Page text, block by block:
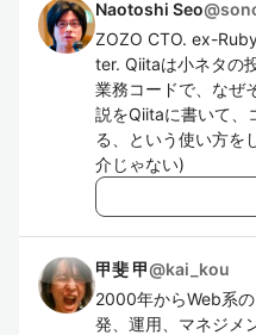
Naotoshi Seo@
ZOZO CTO. ex-
ter. Qiitaは小ネタの
業務コードで、なぜ
説をQiitaに書いて、
る、という使い方を
介じゃない)
甲斐 甲@kai_kou
2000年からWeb系
発、運用、マネジメ